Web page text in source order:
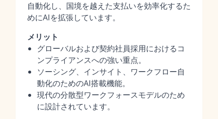
自動化し、国境を越えた支払いを効率化するた
めにAIを拡張しています。
メリット
グローバルおよび契約社員採用におけるコ
ンプライアンスへの強い重点。
ソーシング、インサイト、ワークフロー自
動化のためのAI搭載機能。
現代の分散型ワークフォースモデルのため
に設計されています。